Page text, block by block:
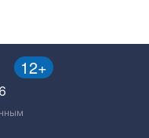
12+